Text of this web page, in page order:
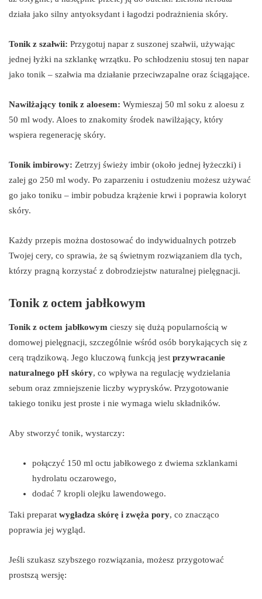
działa jako silny antyoksydant i łagodzi podrażnienia skóry.
Tonik z szałwii: Przygotuj napar z suszonej szałwii, używając
jednej łyżki na szklankę wrzątku. Po schłodzeniu stosuj ten napar
jako tonik – szałwia ma działanie przeciwzapalne oraz ściągające.
Nawilżający tonik z aloesem: Wymieszaj 50 ml soku z aloesu z
50 ml wody. Aloes to znakomity środek nawilżający, który
wspiera regenerację skóry.
Tonik imbirowy: Zetrzyj świeży imbir (około jednej łyżeczki) i
zalej go 250 ml wody. Po zaparzeniu i ostudzeniu możesz używać
go jako toniku – imbir pobudza krążenie krwi i poprawia koloryt
skóry.
Każdy przepis można dostosować do indywidualnych potrzeb
Twojej cery, co sprawia, że są świetnym rozwiązaniem dla tych,
którzy pragną korzystać z dobrodziejstw naturalnej pielęgnacji.
Tonik z octem jabłkowym
Tonik z octem jabłkowym cieszy się dużą popularnością w
domowej pielęgnacji, szczególnie wśród osób borykających się z
cerą trądzikową. Jego kluczową funkcją jest przywracanie
naturalnego pH skóry, co wpływa na regulację wydzielania
sebum oraz zmniejszenie liczby wyprysków. Przygotowanie
takiego toniku jest proste i nie wymaga wielu składników.
Aby stworzyć tonik, wystarczy:
połączyć 150 ml octu jabłkowego z dwiema szklankami
hydrolatu oczarowego,
dodać 7 kropli olejku lawendowego.
Taki preparat wygładza skórę i zwęża pory, co znacząco
poprawia jej wygląd.
Jeśli szukasz szybszego rozwiązania, możesz przygotować
prostszą wersję: